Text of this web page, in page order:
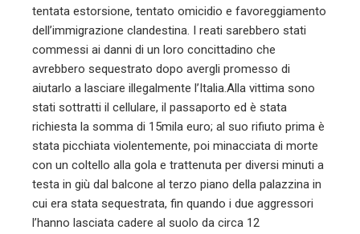
tentata estorsione, tentato omicidio e favoreggiamento
dell’immigrazione clandestina. I reati sarebbero stati
commessi ai danni di un loro concittadino che
avrebbero sequestrato dopo avergli promesso di
aiutarlo a lasciare illegalmente l’Italia.Alla vittima sono
stati sottratti il cellulare, il passaporto ed è stata
richiesta la somma di 15mila euro; al suo rifiuto prima è
stata picchiata violentemente, poi minacciata di morte
con un coltello alla gola e trattenuta per diversi minuti a
testa in giù dal balcone al terzo piano della palazzina in
cui era stata sequestrata, fin quando i due aggressori
l’hanno lasciata cadere al suolo da circa 12